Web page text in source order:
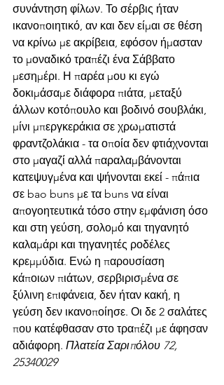
συνάντηση φίλων. Το σέρβις ήταν
ικανοποιητικό, αν και δεν είμαι σε θέση
να κρίνω με ακρίβεια, εφόσον ήμασταν
το μοναδικό τραπέζι ένα Σάββατο
μεσημέρι. Η παρέα μου κι εγώ
δοκιμάσαμε διάφορα πιάτα, μεταξύ
άλλων κοτόπουλο και βοδινό σουβλάκι,
μίνι μπεργκεράκια σε χρωματιστά
φραντζολάκια - τα οποία δεν φτιάχνονται
στο μαγαζί αλλά παραλαμβάνονται
κατεψυγμένα και ψήνονται εκεί - πάπια
σε bao buns με τα buns να είναι
απογοητευτικά τόσο στην εμφάνιση όσο
και στη γεύση, σολομό και τηγανητό
καλαμάρι και τηγανητές ροδέλες
κρεμμύδια. Ενώ η παρουσίαση
κάποιων πιάτων, σερβιρισμένα σε
ξύλινη επιφάνεια, δεν ήταν κακή, η
γεύση δεν ικανοποίησε. Οι δε 2 σαλάτες
που κατέφθασαν στο τραπέζι με άφησαν
αδιάφορη. Πλατεία Σαριπόλου 72,
25340029